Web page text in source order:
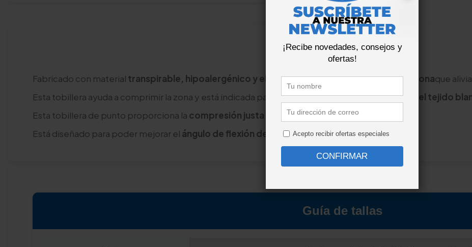
Tobillera elástica DonJoy
Fabricado con material transpirable, hipoalergénico y elástico, contiene unrefuerzo de siliconaque
Esta tobillera ayuda a comprimir la zona y está indicada para usuarios condolor o inflamación del tejido
Esta tobillera de punto proporciona la compresión justa para hacerla cómoda.
Está diseñado para poder mejorar el ángulo de flexión de la articulación.
Guía de tallas